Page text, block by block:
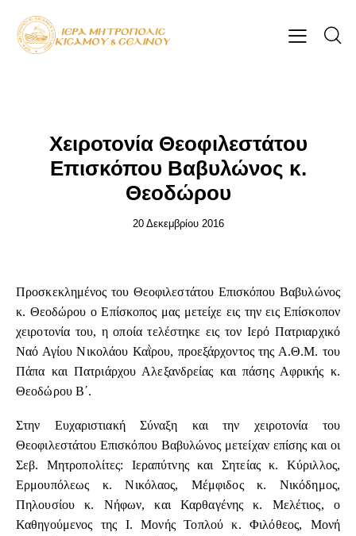
Χειροτονία Θεοφιλεστάτου
Επισκόπου Βαβυλώνος κ.
Θεοδώρου
20 Δεκεμβρίου 2016
Προσκεκλημένος του Θεοφιλεστάτου Επισκόπου Βαβυλώνος
κ. Θεοδώρου ο Επίσκοπος μας μετείχε εις την εις Επίσκοπον
χειροτονία του, η οποία τελέστηκε εις τον Ιερό Πατριαρχικό
Ναό Αγίου Νικολάου Καῒρου, προεξάρχοντος της Α.Θ.Μ. του
Πάπα και Πατριάρχου Αλεξανδρείας και πάσης Αφρικής κ.
Θεοδώρου Β΄.
Στην Ευχαριστιακή Σύναξη και την χειροτονία του
Θεοφιλεστάτου Επισκόπου Βαβυλώνος μετείχαν επίσης και οι
Σεβ. Μητροπολίτες: Ιεραπύτνης και Σητείας κ. Κύριλλος,
Ερμουπόλεως κ. Νικόλαος, Μέμφιδος κ. Νικόδημος,
Πηλουσίου κ. Νήφων, και Καρθαγένης κ. Μελέτιος, ο
Καθηγούμενος της Ι. Μονής Τοπλού κ. Φιλόθεος, Μονή